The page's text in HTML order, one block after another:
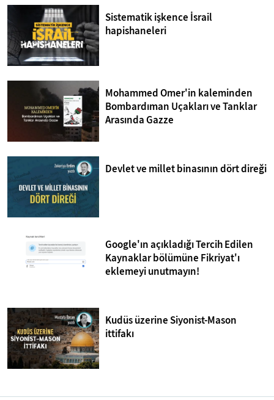
Sistematik işkence İsrail
hapishaneleri
Mohammed Omer'in kaleminden
Bombardıman Uçakları ve Tanklar
Arasında Gazze
Devlet ve millet binasının dört direği
Google'ın açıkladığı Tercih Edilen
Kaynaklar bölümüne Fikriyat'ı
eklemeyi unutmayın!
Kudüs üzerine Siyonist-Mason
ittifakı